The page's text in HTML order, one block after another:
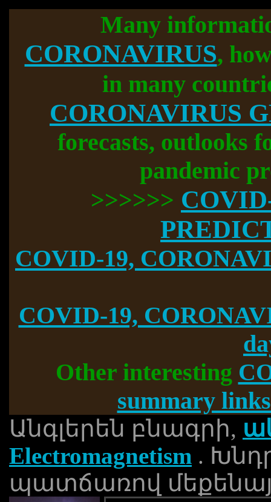
Many
CORONAVIRUS,
in many
CORONAVIRUS
forecasts, outlooks
pandemic
>>>>>>
COVID-19,
COVID-19,
Other interesting
summary
Անգլերեն բնագրի,
Electromagnetism .
պատճառով